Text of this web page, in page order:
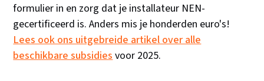
formulier in en zorg dat je installateur NEN-
gecertificeerd is. Anders mis je honderden euro's!
Lees ook ons uitgebreide artikel over alle
beschikbare subsidiesvoor 2025.